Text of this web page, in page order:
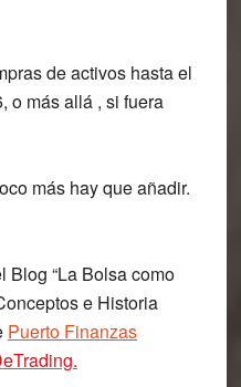
de activos hasta el
o más allá , si fuera
más hay que añadir.
Blog “La Bolsa como
e Historia
Puerto Finanzas